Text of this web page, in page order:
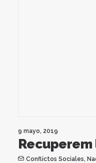
9 mayo, 2019
Conflictos Sociales,